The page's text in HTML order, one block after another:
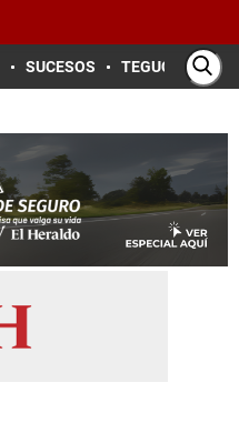
SUCESOS TEGUCIGALPA